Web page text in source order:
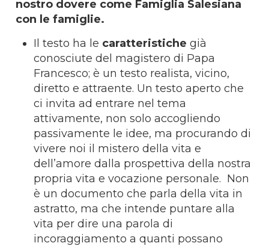
nostro dovere come Famiglia Salesiana
con le famiglie.
Il testo ha le caratteristichegià
conosciute del magistero di Papa
Francesco; è un testo realista, vicino,
diretto e attraente. Un testo aperto che
ci invita ad entrare nel tema
attivamente, non solo accogliendo
passivamente le idee, ma procurando di
vivere noi il mistero della vita e
dell’amore dalla prospettiva della nostra
propria vita e vocazione personale. Non
è un documento che parla della vita in
astratto, ma che intende puntare alla
vita per dire una parola di
incoraggiamento a quanti possano